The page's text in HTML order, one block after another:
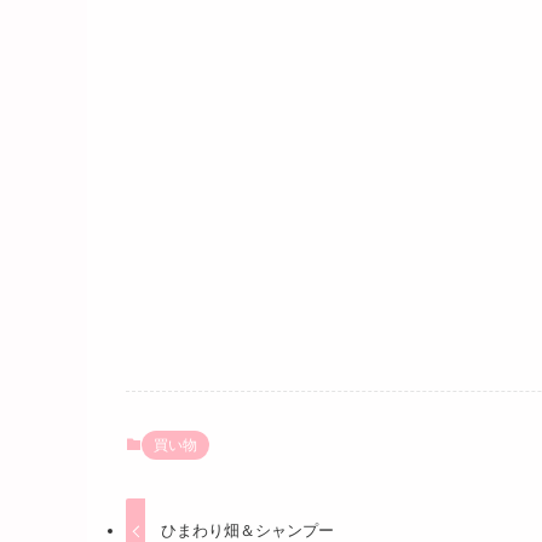
買い物
ひまわり畑＆シャンプー